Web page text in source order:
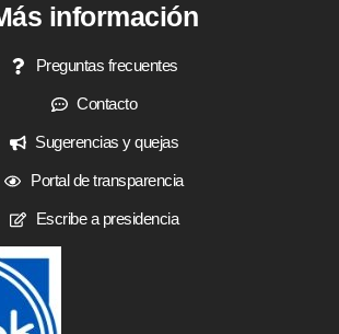
información
Preguntas frecuentes
Contacto
Sugerencias y quejas
Portal de transparencia
Escribe a presidencia